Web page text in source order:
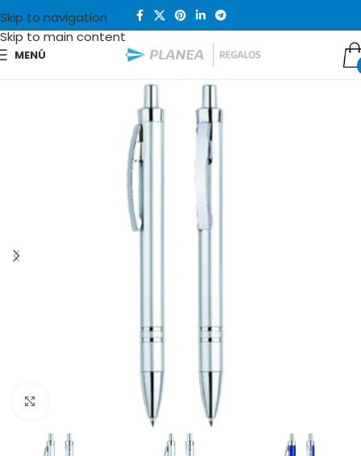
Skip to navigation
Skip to main content
MENÚ
Clic para ampliar